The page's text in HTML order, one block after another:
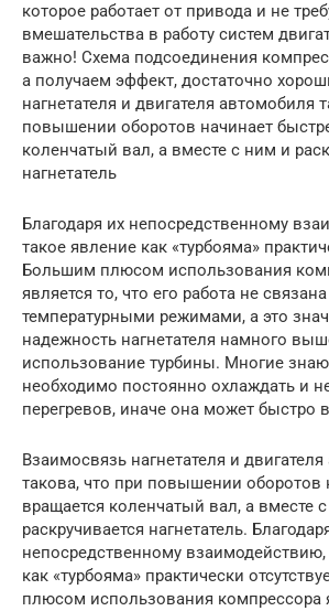
которое работает от привода и не
вмешательства в работу систем
важно! Схема подсоединения
а получаем эффект, достаточно
нагнетателя и двигателя автомобиля
повышении оборотов начинает
коленчатый вал, а вместе с ним и
нагнетатель
Благодаря их непосредственному
такое явление как «турбояма»
Большим плюсом использования
является то, что его работа не
температурными режимами, а это
надежность нагнетателя намного
использование турбины. Многие
необходимо постоянно охлаждать и
перегревов, иначе она может быстро
Взаимосвязь нагнетателя и
такова, что при повышении оборотов
вращается коленчатый вал, а вместе
раскручивается нагнетатель.
непосредственному взаимодействию,
как «турбояма» практически
плюсом использования компрессора